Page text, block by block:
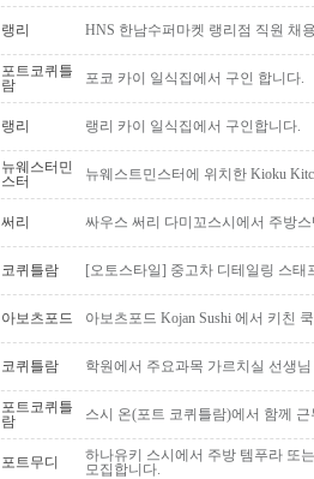
랭리 HNS 한남수퍼마켓 랭리점 직원 채
포트코퀴틀
람
포코 카이 일식집에서 구인 합니다.
랭리 랭리 카이 일식집에서 구인합니다.
뉴웨스터민
스터
뉴웨스트민스터에 위치한 Kioku
써리 싸우스 써리 다미꼬스시에서 주방
코퀴틀람 [오토스타일] 중고차 디테일링 스태
아보츠포드 아보츠포드 Kojan Sushi 에서 키친
코퀴틀람 학원에서 주요과목 가르치실 선생
포트코퀴틀
람
스시 온(포트 코퀴틀람)에서 함께
포트무디
하나유키 스시에서 주방 템푸라 또
모집합니다.